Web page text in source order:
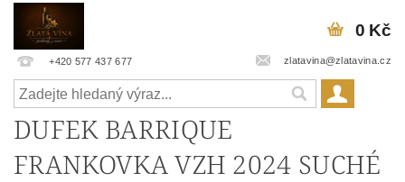
+420 577 437 677 zlatavina@zlatavina.cz
0 Kč
DUFEK BARRIQUE
FRANKOVKA VZH 2024 SUCHÉ